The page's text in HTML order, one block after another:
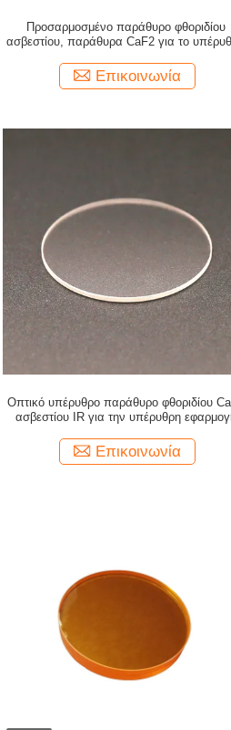
Προσαρμοσμένο παράθυρο φθοριδίου
ασβεστίου, παράθυρα CaF2 για το
Επικοινωνία
Οπτικό υπέρυθρο παράθυρο φθοριδίου
ασβεστίου IR για την υπέρυθρη
Επικοινωνία